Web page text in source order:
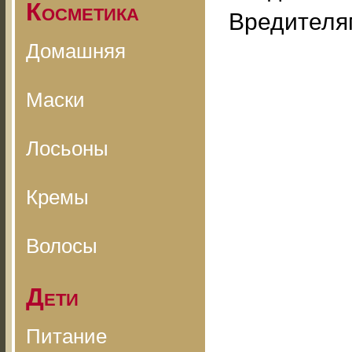
Косметика
Домашняя
Маски
Лосьоны
Кремы
Волосы
Дети
Питание